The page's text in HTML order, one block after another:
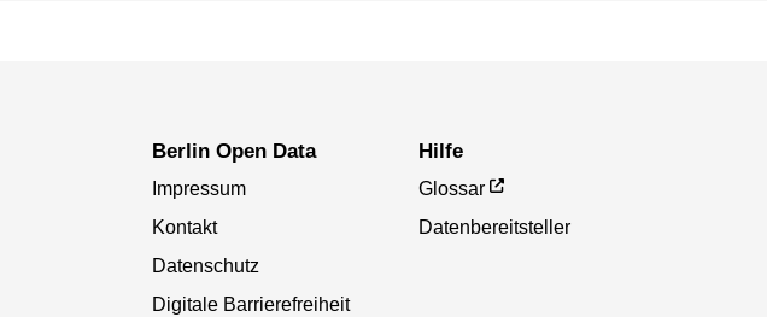
Berlin Open Data
Impressum
Kontakt
Datenschutz
Digitale Barrierefreiheit
Hilfe
Glossar
Datenbereitsteller